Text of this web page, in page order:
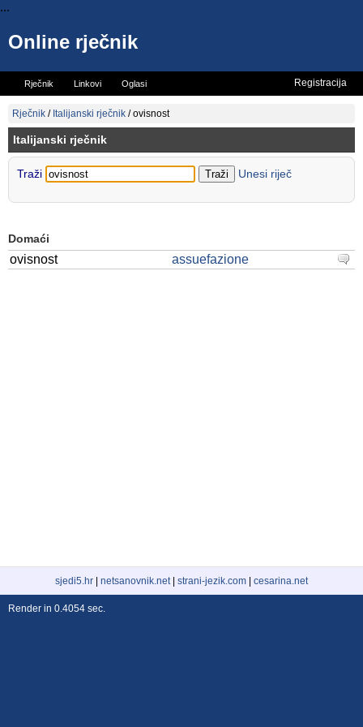
...
Online rječnik
Rječnik Linkovi Oglasi
Vicevi Mini rječnik
Registracija
Rječnik / Italijanski rječnik /ovisnost
Italijanski rječnik
Traži Unesi riječ
Domaći
ovisnost assuefazione
sjedi5.hr netsanovnik.net| strani-jezik.com cesarina.net
Render in 0.4054 sec.